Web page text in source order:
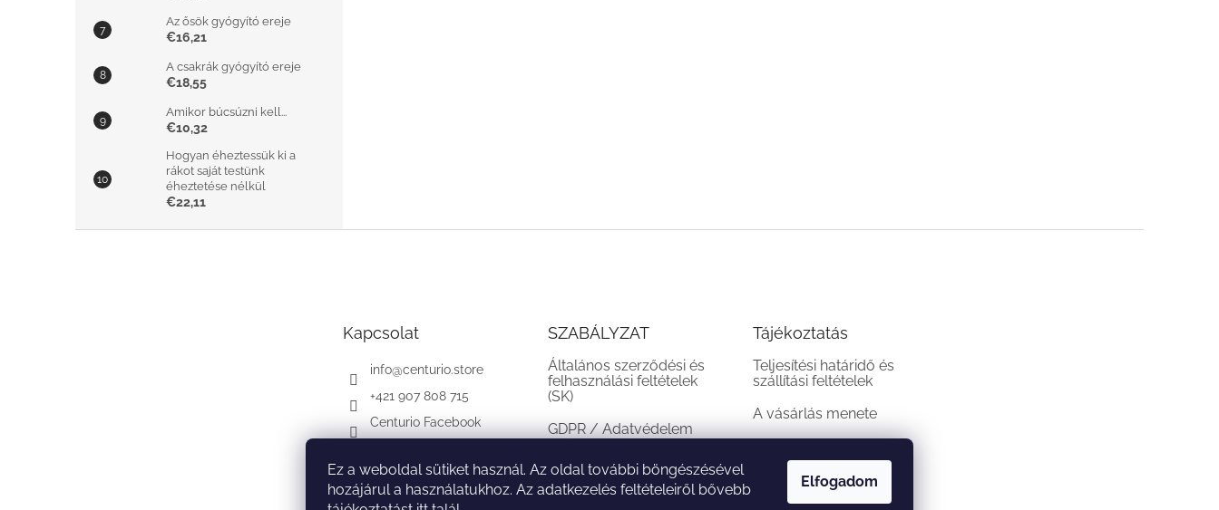
Ez a weboldal sütiket használ. Az oldal további böngészésével
hozájárul a használatukhoz. Az adatkezelés feltételeiről bővebb
Elfogadom
Az ősök gyógyító ereje
€16,21
A csakrák gyógyító ereje
€18,55
Amikor búcsúzni kell...
€10,32
Hogyan éheztessük ki a
rákot saját testünk
éheztetése nélkül
€22,11
Kapcsolat
info@centurio.store
+421 907 808 715
Centurio Facebook
SZABÁLYZAT
Általános szerződési és
felhasználási feltételek
(SK)
GDPR / Adatvédelem
(SK)
Reklamációs feltételek
(SK)
Tájékoztatás
Teljesítési határidő és
szállítási feltételek
A vásárlás menete